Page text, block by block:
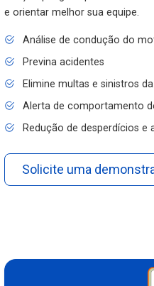
e orientar melhor sua equipe.
Análise de condução do
Previna acidentes
Elimine multas e sinistros
Alerta de comportamento
Redução de desperdícios
Solicite uma